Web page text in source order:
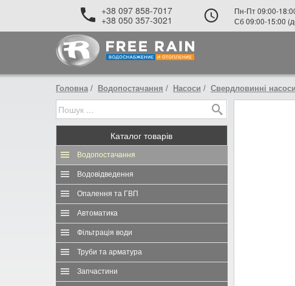
+38 097 858-7017
+38 050 357-3021
Пн-Пт 09:00-
Сб 09:00-15:00
Головна Водопостачання Насоси Свердловинні насоси
Каталог товарів
Водопостачання
Водовідведення
Опалення та ГВП
Автоматика
Фільтрація води
Труби та арматура
Запчастини